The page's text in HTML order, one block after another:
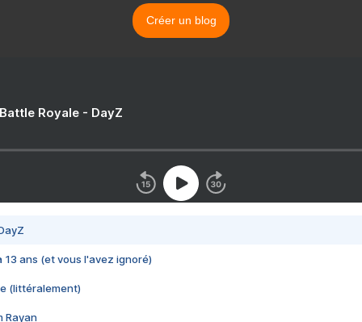
Créer un blog
Royale - DayZ
13 ans (et vous l'avez ignoré)
(littéralement)
Rayan